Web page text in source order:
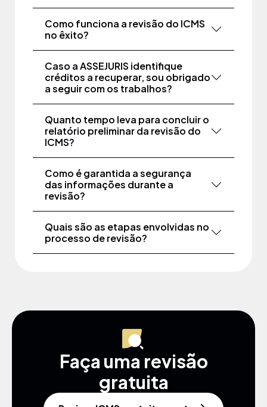
Como funciona a revisão do ICMS
no êxito?
Caso a ASSEJURIS identifique
créditos a recuperar, sou obrigado
a seguir com os trabalhos?
Quanto tempo leva para concluir o
relatório preliminar da revisão do
ICMS?
Como é garantida a segurança
das informações durante a
revisão?
Quais são as etapas envolvidas no
processo de revisão?
Faça uma revisão
gratuita